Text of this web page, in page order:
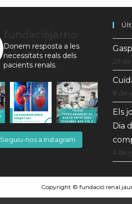
Donem resposta a les
necessitats reals dels
pacients renals.
Seguiu-nos a Instagram
20
8 de
Els
Dia
4 de
Copyright © fundació renal